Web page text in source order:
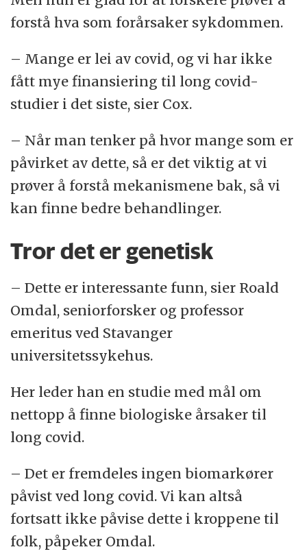
forstå hva som forårsaker sykdommen.
– Mange er lei av covid, og vi har ikke
fått mye finansiering til long covid-
studier i det siste, sier Cox.
– Når man tenker på hvor mange som er
påvirket av dette, så er det viktig at vi
prøver å forstå mekanismene bak, så vi
kan finne bedre behandlinger.
Tror det er genetisk
– Dette er interessante funn, sier Roald
Omdal, seniorforsker og professor
emeritus ved Stavanger
universitetssykehus.
Her leder han en studie med mål om
nettopp å finne biologiske årsaker til
long covid.
– Det er fremdeles ingen biomarkører
påvist ved long covid. Vi kan altså
fortsatt ikke påvise dette i kroppene til
folk, påpeker Omdal.